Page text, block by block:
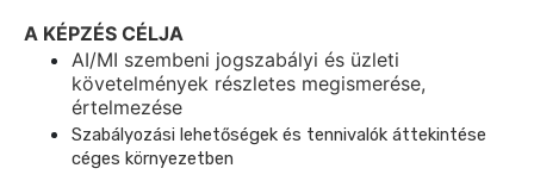
A KÉPZÉS CÉLJA
AI/MI szembeni jogszabályi és üzleti
követelmények részletes megismerése,
értelmezése
Szabályozási lehetőségek és tennivalók áttekintése
céges környezetben